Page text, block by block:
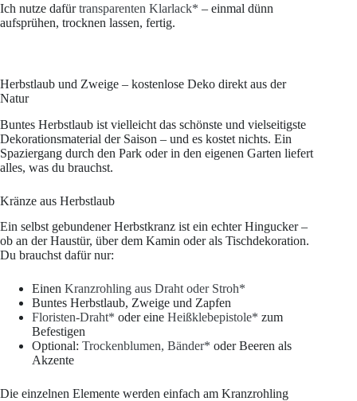
Ich nutze dafürtransparenten Klarlack* – einmal dünn
aufsprühen, trocknen lassen, fertig.
Herbstlaub und Zweige – kostenlose Deko direkt aus der
Natur
Buntes Herbstlaub ist vielleicht das schönste und vielseitigste
Dekorationsmaterial der Saison – und es kostet nichts. Ein
Spaziergang durch den Park oder in den eigenen Garten liefert
alles, was du brauchst.
Kränze aus Herbstlaub
Ein selbst gebundener Herbstkranz ist ein echter Hingucker –
ob an der Haustür, über dem Kamin oder als Tischdekoration.
Du brauchst dafür nur:
Einen Kranzrohling aus Draht oder Stroh*
Buntes Herbstlaub, Zweige und Zapfen
Floristen-Draht* oder eine Heißklebepistole* zum
Befestigen
Optional: Trockenblumen, Bänder* oder Beeren als
Akzente
Die einzelnen Elemente werden einfach am Kranzrohling